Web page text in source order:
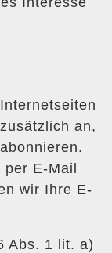
an,
E-Mail
wir Ihre E-
Abs. 1 lit. a)